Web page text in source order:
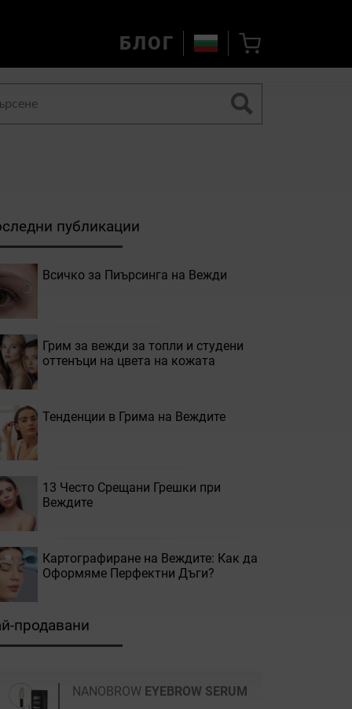
БЛОГ
публикации
Всичко за Пиърсинга на Вежди
Грим за вежди за топли и студени
оттенъци на цвета на кожата
Тенденции в Грима на Веждите
13 Често Срещани Грешки при
Веждите
Картографиране на Веждите: Как да
Оформяме Перфектни Дъги?
продавани
NANOBROW EYEBROW SERUM